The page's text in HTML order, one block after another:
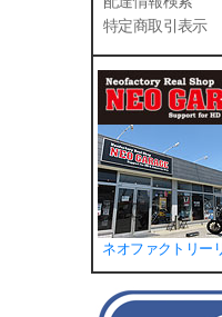
特定商取引表示
ネオファクトリー